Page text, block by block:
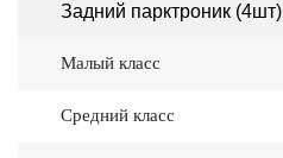
Задний парктроник (4шт)
Малый класс
Средний класс